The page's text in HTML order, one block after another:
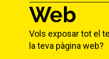
Web
Vols exposar tot el
la teva pàgina web?